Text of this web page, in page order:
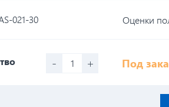
021-30 Оценки
- + Под